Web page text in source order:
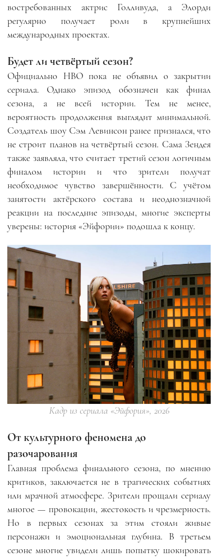
востребованных актрис Голливуда, а Элорди
регулярно получает роли в крупнейших
международных проектах.
Будет ли четвёртый сезон?
Официально HBO пока не объявил о закрытии
сериала. Однако эпизод обозначен как финал
сезона, а не всей истории. Тем не менее,
вероятность продолжения выглядит минимальной.
Создатель шоу Сэм Левинсон ранее признался, что
не строит планов на четвёртый сезон. Сама Зендея
также заявляла, что считает третий сезон логичным
финалом истории и что зрители получат
необходимое чувство завершённости. С учётом
занятости актёрского состава и неоднозначной
реакции на последние эпизоды, многие эксперты
уверены: история «Эйфории» подошла к концу.
Кадр из сериала «Эйфория», 2026
От культурного феномена до
разочарования
Главная проблема финального сезона, по мнению
критиков, заключается не в трагических событиях
или мрачной атмосфере. Зрители прощали сериалу
многое — провокации, жестокость и чрезмерность.
Но в первых сезонах за этим стояли живые
персонажи и эмоциональная глубина. В третьем
сезоне многие увидели лишь попытку шокировать